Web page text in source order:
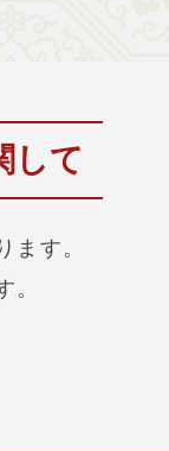
して
ます。
。